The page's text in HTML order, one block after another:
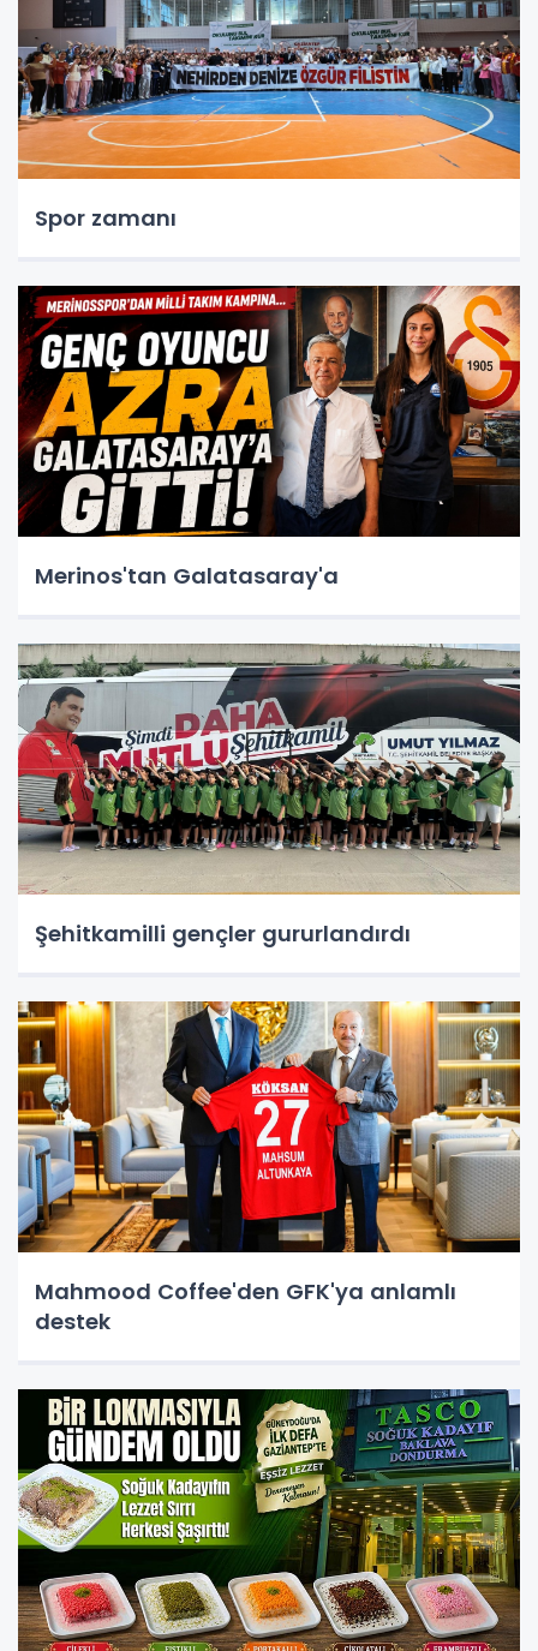
Spor zamanı
Merinos'tan Galatasaray'a
Şehitkamilli gençler gururlandırdı
Mahmood Coffee'den GFK'ya anlamlı
destek